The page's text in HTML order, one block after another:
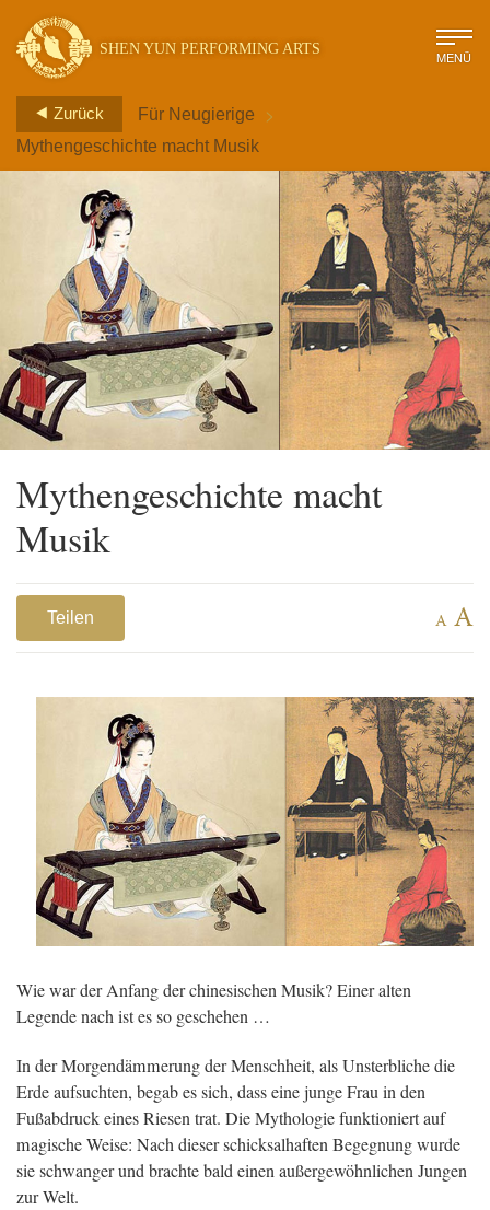
SHEN YUN PERFORMING ARTS MENÜ
Zurück Für Neugierige >
Mythengeschichte macht Musik
Mythengeschichte macht
Musik
Teilen A A
Wie war der Anfang der chinesischen Musik? Einer alten
Legende nach ist es so geschehen …
In der Morgendämmerung der Menschheit, als Unsterbliche die
Erde aufsuchten, begab es sich, dass eine junge Frau in den
Fußabdruck eines Riesen trat. Die Mythologie funktioniert auf
magische Weise: Nach dieser schicksalhaften Begegnung wurde
sie schwanger und brachte bald einen außergewöhnlichen Jungen
zur Welt.